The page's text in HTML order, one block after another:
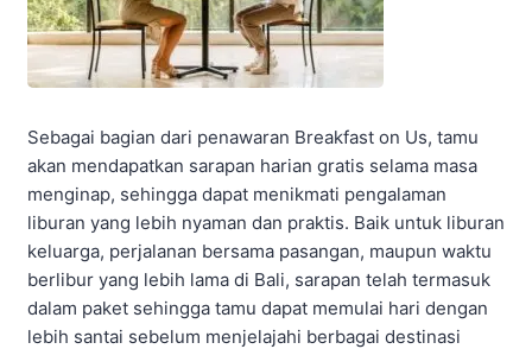
Sebagai bagian dari penawaran Breakfast on Us, tamu
akan mendapatkan sarapan harian gratis selama masa
menginap, sehingga dapat menikmati pengalaman
liburan yang lebih nyaman dan praktis. Baik untuk liburan
keluarga, perjalanan bersama pasangan, maupun waktu
berlibur yang lebih lama di Bali, sarapan telah termasuk
dalam paket sehingga tamu dapat memulai hari dengan
lebih santai sebelum menjelajahi berbagai destinasi